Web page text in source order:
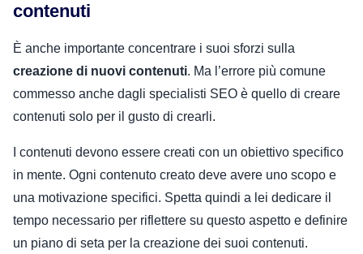
contenuti
È anche importante concentrare i suoi sforzi sulla
creazione di nuovi contenuti. Ma l’errore più comune
commesso anche dagli specialisti SEO è quello di creare
contenuti solo per il gusto di crearli.
I contenuti devono essere creati con un obiettivo specifico
in mente. Ogni contenuto creato deve avere uno scopo e
una motivazione specifici. Spetta quindi a lei dedicare il
tempo necessario per riflettere su questo aspetto e definire
un piano di seta per la creazione dei suoi contenuti.